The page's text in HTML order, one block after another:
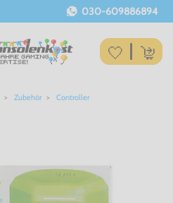
030-609886894
Zubehör
Controller